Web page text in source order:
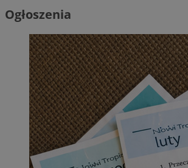
Ogłoszenia